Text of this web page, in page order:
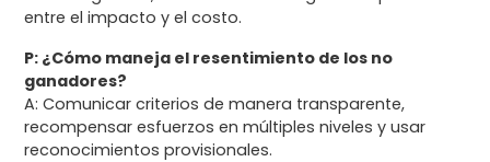
entre el impacto y el costo.
P: ¿Cómo maneja el resentimiento de los no
ganadores?
A: Comunicar criterios de manera transparente,
recompensar esfuerzos en múltiples niveles y usar
reconocimientos provisionales.